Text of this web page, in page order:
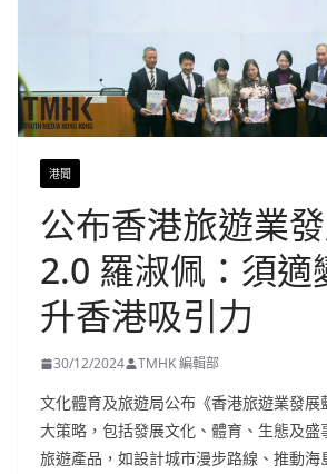
港聞
公布香港旅遊業
2.0 羅淑佩：須適
升香港吸引力
30/12/2024 TMHK 編輯部
文化體育及旅遊局公布《香港旅遊業發展
大策略，包括發展文化、體育、生態及盛
旅遊產品，如設計城市漫步路線、推動海